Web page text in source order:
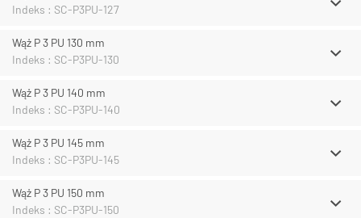
Indeks : SC-P3PU-127
Wąż P 3 PU 130 mm
Indeks : SC-P3PU-130
Wąż P 3 PU 140 mm
Indeks : SC-P3PU-140
Wąż P 3 PU 145 mm
Indeks : SC-P3PU-145
Wąż P 3 PU 150 mm
Indeks : SC-P3PU-150